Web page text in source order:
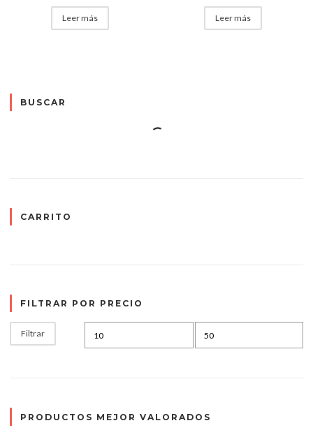
Leer más Leer más
BUSCAR
CARRITO
FILTRAR POR PRECIO
Precio mínimo Precio máximo
Filtrar
PRODUCTOS MEJOR VALORADOS